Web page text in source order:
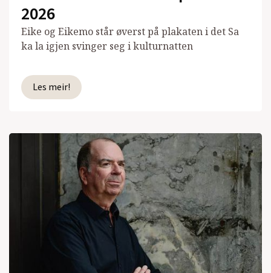
2026
Eike og Eikemo står øverst på plakaten i det Sa
ka la igjen svinger seg i kulturnatten
Les meir!